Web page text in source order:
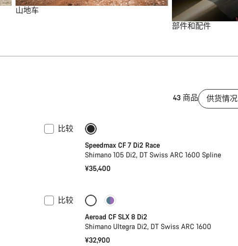
山地车
部件和配件
43 商品 供货情况
比较
Speedmax CF 7 Di2 Race
Shimano 105 Di2, DT Swiss ARC 1600 Spline
¥35,400
比较
新品上架
Aeroad CF SLX 8 Di2
Shimano Ultegra Di2, DT Swiss ARC 1600
¥32,900